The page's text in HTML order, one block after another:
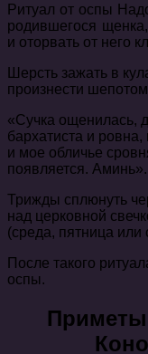
Ритуал от оспы
родившегося
и оторвать от него
Шерсть зажать в
произнести
«Сучка ощенилась,
бархатиста и
и мое обличье
появляется. Аминь».
Трижды сплюнуть
над церковной
(среда, пятница или
После такого
оспы.
Приметы